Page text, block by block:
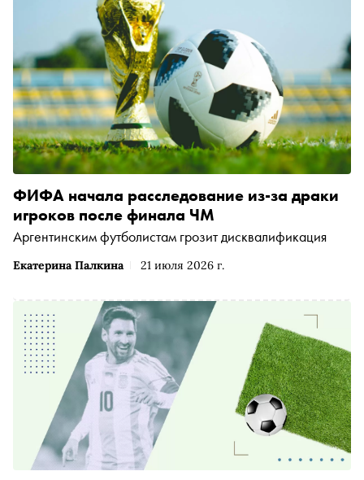
Екатерина Палкина 21 июля 2026 г.
ФИФА начала расследование из-за драки
игроков после финала ЧМ
Аргентинским футболистам грозит дисквалификация